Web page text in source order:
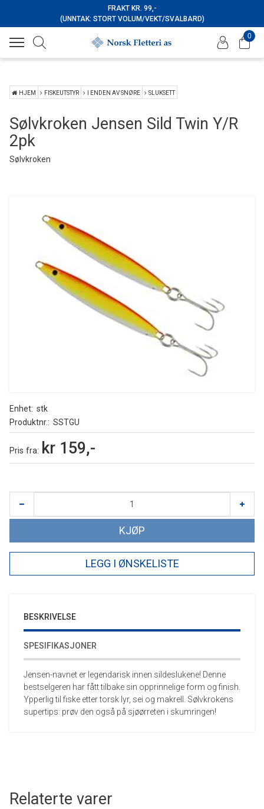
FRAKT KR. 99,-
(UNNTAK: STORT VOLUM/VEKT/SVALBARD)
0
HJEM FISKEUTSTYR I ENDEN AV SNØRE SLUKSETT
Sølvkroken Jensen Sild Twin Y/R
2pk
Sølvkroken
Enhet stk
Produktnr.
SSTGU
Pris fra kr 159,-
KJØP
LEGG I ØNSKELISTE
BESKRIVELSE
SPESIFIKASJONER
Jensen-navnet er legendarisk innen sildeslukene! Denne
bestselgeren har fått tilbake sin opprinnelige form og finish.
Ypperlig til fiske etter torsk lyr, sei og makrell. Sølvkrokens
supertips: prøv den også på sjøørreten i skumringen!
Relaterte varer